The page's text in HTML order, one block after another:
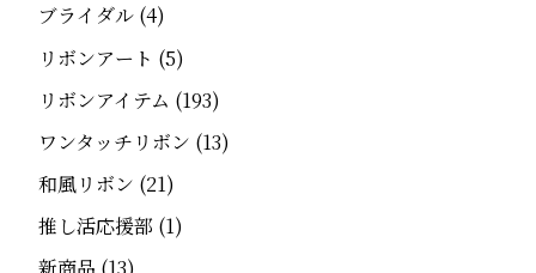
ブライダル (4)
リボンアート (5)
リボンアイテム (193)
ワンタッチリボン (13)
和風リボン (21)
推し活応援部 (1)